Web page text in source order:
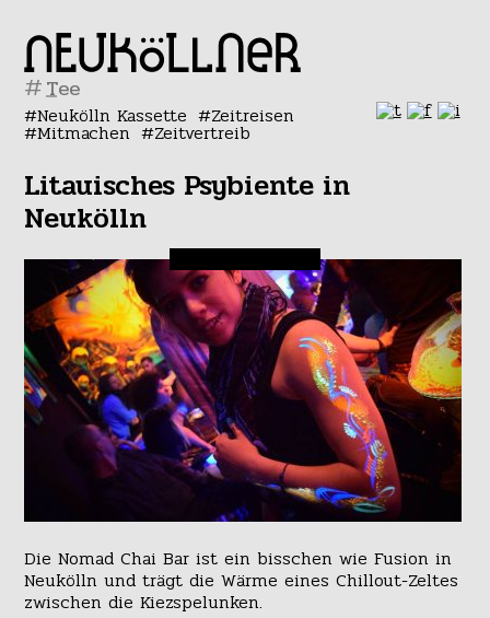
#
Neukölln Kassette Zeitreisen
Mitmachen Zeitvertreib
Litauisches Psybiente in
Neukölln
Die Nomad Chai Bar ist ein bisschen wie Fusion in
Neukölln und trägt die Wärme eines Chillout-Zeltes
zwischen die Kiezspelunken.